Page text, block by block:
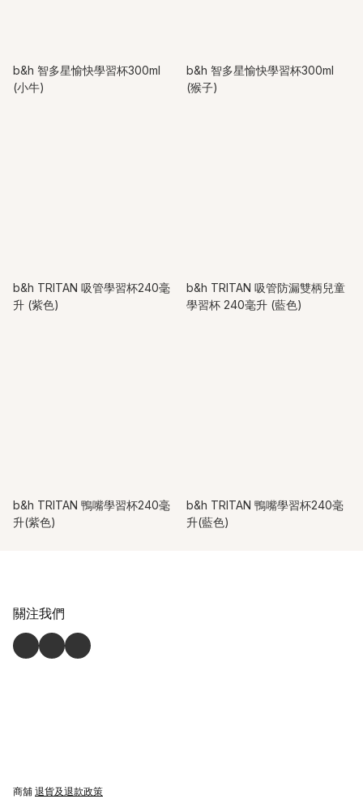
b&h 智多星愉快學習杯300ml
(小牛)
b&h 智多星愉快學習杯300ml
(猴子)
b&h TRITAN 吸管學習杯240毫
升 (紫色)
b&h TRITAN 吸管防漏雙柄兒童
學習杯 240毫升 (藍色)
b&h TRITAN 鴨嘴學習杯240毫
升(紫色)
b&h TRITAN 鴨嘴學習杯240毫
升(藍色)
關注我們
商舖 退貨及退款政策